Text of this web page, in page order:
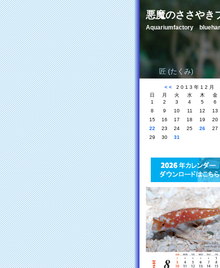
悪魔のささやき
Aquariumfactory
匠 (たくみ)
<<
2013年12月
日
月 火 水 木
金
1
2 3 4 5
6
8
9 10 11 12
13
15
16 17 18 19
20
22
23 24 25 26
27
29
30 31